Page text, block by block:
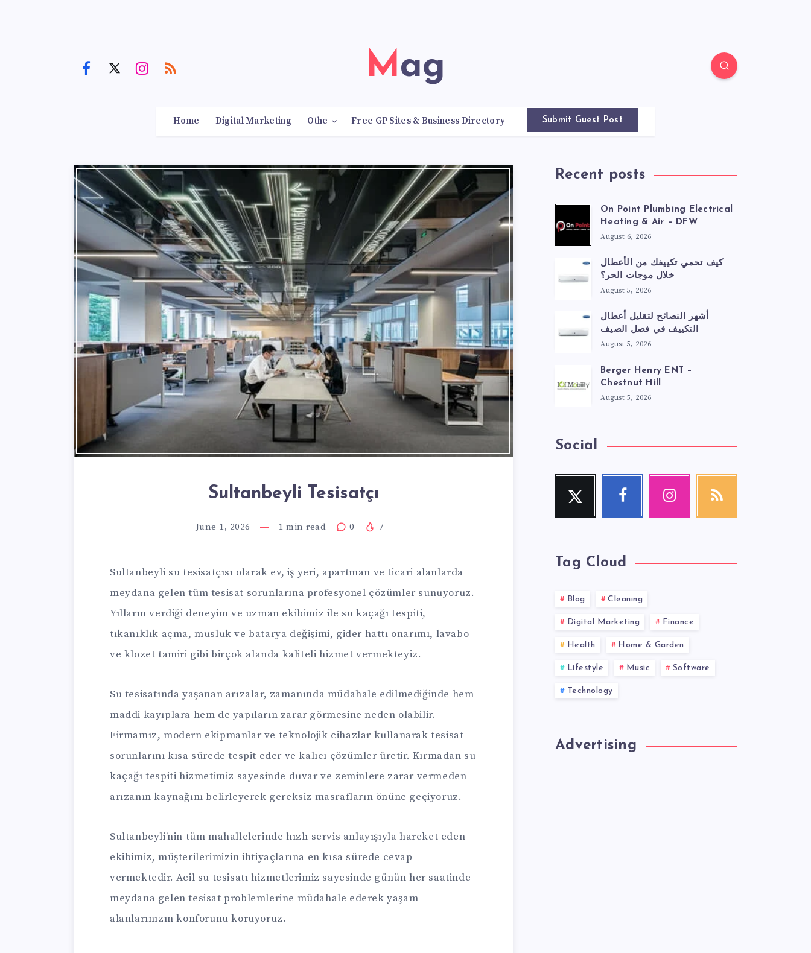
Mag
Home Digital Marketing Othe Free GP Sites & Business Directory Submit Guest Post
Sultanbeyli Tesisatçı
June 1, 2026 1 min read 0 7
Sultanbeyli su tesisatçısı olarak ev, iş yeri, apartman ve ticari alanlarda
meydana gelen tüm tesisat sorunlarına profesyonel çözümler sunuyoruz.
Yılların verdiği deneyim ve uzman ekibimiz ile su kaçağı tespiti,
tıkanıklık açma, musluk ve batarya değişimi, gider hattı onarımı, lavabo
ve klozet tamiri gibi birçok alanda kaliteli hizmet vermekteyiz.
Su tesisatında yaşanan arızalar, zamanında müdahale edilmediğinde hem
maddi kayıplara hem de yapıların zarar görmesine neden olabilir.
Firmamız, modern ekipmanlar ve teknolojik cihazlar kullanarak tesisat
sorunlarını kısa sürede tespit eder ve kalıcı çözümler üretir. Kırmadan su
kaçağı tespiti hizmetimiz sayesinde duvar ve zeminlere zarar vermeden
arızanın kaynağını belirleyerek gereksiz masrafların önüne geçiyoruz.
Sultanbeyli’nin tüm mahallelerinde hızlı servis anlayışıyla hareket eden
ekibimiz, müşterilerimizin ihtiyaçlarına en kısa sürede cevap
vermektedir. Acil su tesisatı hizmetlerimiz sayesinde günün her saatinde
meydana gelen tesisat problemlerine müdahale ederek yaşam
alanlarınızın konforunu koruyoruz.
Recent posts
On Point Plumbing Electrical
Heating & Air – DFW
August 6, 2026
كيف تحمي تكييفك من الأعطال
خلال موجات الحر؟
August 5, 2026
أشهر النصائح لتقليل أعطال
التكييف في فصل الصيف
August 5, 2026
Berger Henry ENT –
Chestnut Hill
August 5, 2026
Social
Twitter
Follow
Facebook
Follow
Instagram
RSS
Tag Cloud
Blog Cleaning
Digital Marketing Finance
Health Home & Garden
Lifestyle Music Software
Technology
Advertising